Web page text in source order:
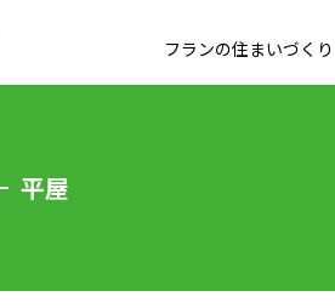
フランの住まいづくり
平屋